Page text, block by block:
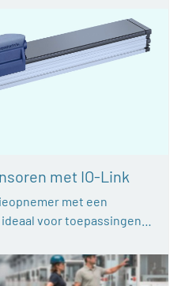
met IO-Link
met een
voor toepassingen…